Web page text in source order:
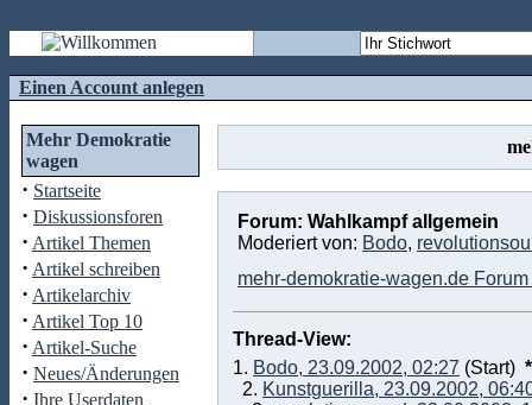
Einen Account anlegen
Mehr Demokratie
wagen
· Startseite
· Diskussionsforen
· Artikel Themen
· Artikel schreiben
· Artikelarchiv
· Artikel Top 10
· Artikel-Suche
· Neues/Änderungen
· Ihre Userdaten
Forum: Wahlkampf allgemein
Moderiert von: Bodo,
mehr-demokratie-wagen.de
Thread-View:
1. Bodo, 23.09.2002, 02:27 (Start) *
2. Kunstguerilla, 23.09.2002,